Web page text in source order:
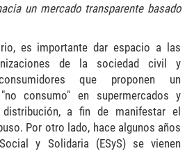
un mercado transparente basado
es importante dar espacio a las
de la sociedad civil y
que proponen un
consumo" en supermercados y
distribución, a fin de manifestar el
Por otro lado, hace algunos años
y Solidaria (ESyS) se vienen